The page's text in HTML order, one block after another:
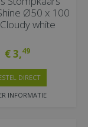
Ø50 x 100
white
€3,49
INFORMATIE
DIRECT